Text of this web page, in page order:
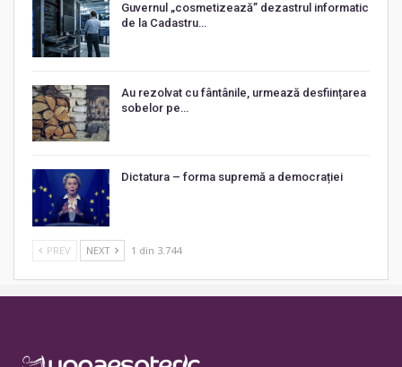
Guvernul „cosmetizează” dezastrul informatic
de la Cadastru…
Au rezolvat cu fântânile, urmează desființarea
sobelor pe…
Dictatura – forma supremă a democrației
PREV NEXT 1 din 3.744